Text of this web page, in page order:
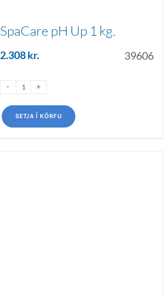
SpaCare pH Up 1 kg.
2.308kr. 39606
SETJA Í KÖRFU